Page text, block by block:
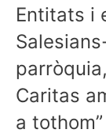
Entitats i
Caritas
a